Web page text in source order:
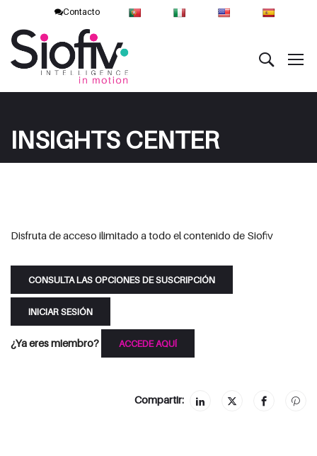
Contacto
INSIGHTS CENTER
Disfruta de acceso ilimitado a todo el contenido de Siofiv
CONSULTA LAS OPCIONES DE SUSCRIPCIÓN
INICIAR SESIÓN
¿Ya eres miembro? ACCEDE AQUÍ
Compartir: